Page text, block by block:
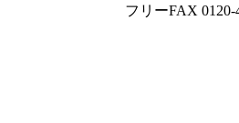
フリーFAX 0120-